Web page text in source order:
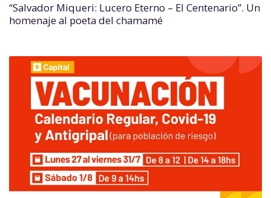
“Salvador Miqueri: Lucero Eterno – El Centenario”. Un
homenaje al poeta del chamamé